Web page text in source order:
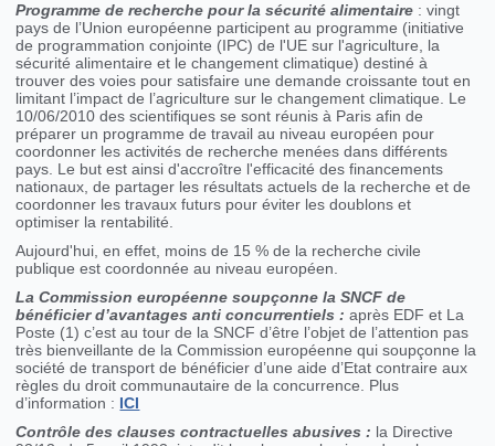
Programme de recherche pour la sécurité alimentaire : vingt
pays de l’Union européenne participent au programme (initiative
de programmation conjointe (IPC) de l'UE sur l'agriculture, la
sécurité alimentaire et le changement climatique) destiné à
trouver des voies pour satisfaire une demande croissante tout en
limitant l’impact de l’agriculture sur le changement climatique. Le
10/06/2010 des scientifiques se sont réunis à Paris afin de
préparer un programme de travail au niveau européen pour
coordonner les activités de recherche menées dans différents
pays. Le but est ainsi d'accroître l'efficacité des financements
nationaux, de partager les résultats actuels de la recherche et de
coordonner les travaux futurs pour éviter les doublons et
optimiser la rentabilité.
Aujourd'hui, en effet, moins de 15 % de la recherche civile
publique est coordonnée au niveau européen.
La Commission européenne soupçonne la SNCF de
bénéficier d’avantages anti concurrentiels : après EDF et La
Poste (1) c’est au tour de la SNCF d’être l’objet de l’attention pas
très bienveillante de la Commission européenne qui soupçonne la
société de transport de bénéficier d’une aide d’Etat contraire aux
règles du droit communautaire de la concurrence. Plus
d’information : ICI
Contrôle des clauses contractuelles abusives : la Directive